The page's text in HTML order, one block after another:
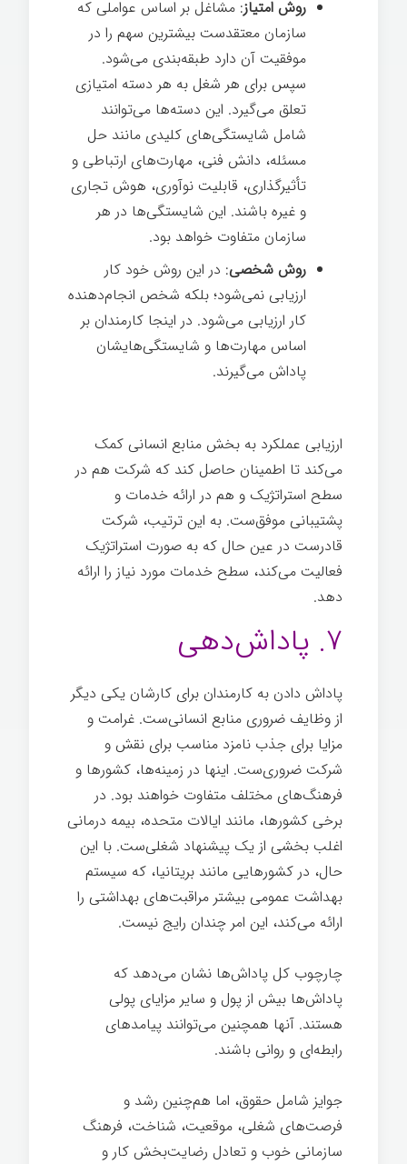
روش امتیاز: مشاغل بر اساس عواملی که
سازمان معتقدست بیشترین سهم را در
موفقیت آن دارد طبقه‌بندی می‌شود.
سپس برای هر شغل به هر دسته امتیازی
تعلق می‌گیرد. این دسته‌ها می‌توانند
شامل شایستگی‌های کلیدی مانند حل
مسئله، دانش فنی، مهارت‌های ارتباطی و
تأثیرگذاری، قابلیت نوآوری، هوش تجاری
و غیره باشند. این شایستگی‌ها در هر
سازمان متفاوت خواهد بود.
روش شخصی: در این روش خود کار
ارزیابی نمی‌شود؛ بلکه شخص انجام‌دهنده
کار ارزیابی می‌شود. در اینجا کارمندان بر
اساس مهارت‌ها و شایستگی‌هایشان
پاداش می‌گیرند.
ارزیابی عملکرد به بخش منابع انسانی کمک
می‌کند تا اطمینان حاصل کند که شرکت هم در
سطح استراتژیک و هم در ارائه خدمات و
پشتیبانی موفق‌ست. به این ترتیب، شرکت
قادرست در عین حال که به صورت استراتژیک
فعالیت می‌کند، سطح خدمات مورد نیاز را ارائه
دهد.
۷. پاداش‌دهی
پاداش دادن به کارمندان برای کارشان یکی دیگر
از وظایف ضروری منابع انسانی‌ست. غرامت و
مزایا برای جذب نامزد مناسب برای نقش و
شرکت ضروری‌ست. اینها در زمینه‌ها، کشورها و
فرهنگ‌های مختلف متفاوت خواهند بود. در
برخی کشورها، مانند ایالات متحده، بیمه درمانی
اغلب بخشی از یک پیشنهاد شغلی‌ست. با این
حال، در کشورهایی مانند بریتانیا، که سیستم
بهداشت عمومی بیشتر مراقبت‌های بهداشتی را
ارائه می‌کند، این امر چندان رایج نیست.
چارچوب کل پاداش‌ها نشان می‌دهد که
پاداش‌ها بیش از پول و سایر مزایای پولی
هستند. آنها همچنین می‌توانند پیامدهای
رابطه‌ای و روانی باشند.
جوایز شامل حقوق، اما هم‌چنین رشد و
فرصت‌های شغلی، موقعیت، شناخت، فرهنگ
سازمانی خوب و تعادل رضایت‌بخش کار و